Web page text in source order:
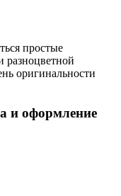
простые
разноцветной
оригинальности
и оформление